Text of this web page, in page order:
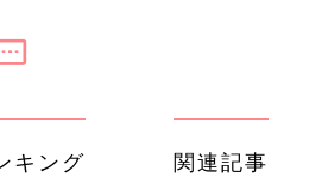
キング 関連記事